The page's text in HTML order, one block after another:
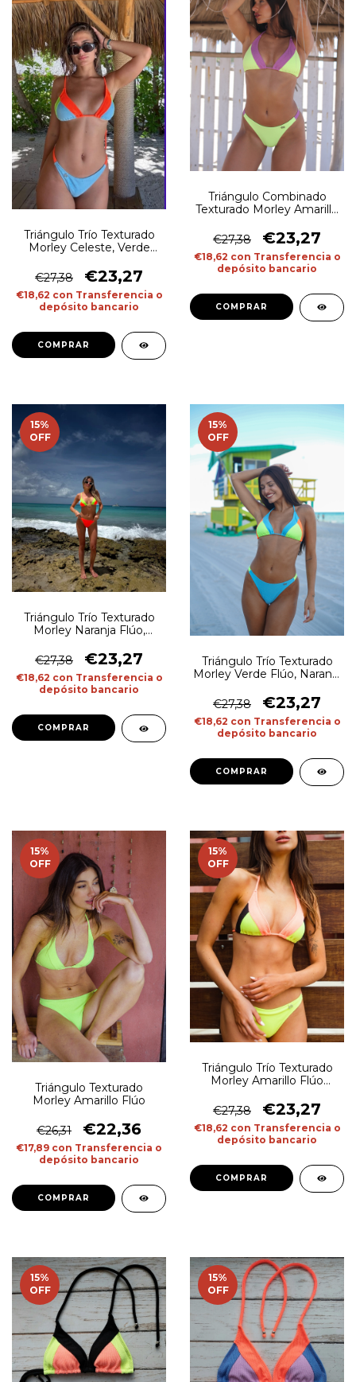
Triángulo Trío Texturado
Morley Celeste, Verde
€27,38
€23,27
€18,62 con Transferencia o
depósito bancario
COMPRAR
Triángulo Combinado
Texturado Morley Amarillo
€27,38
€23,27
€18,62 con Transferencia o
depósito bancario
COMPRAR
15%
OFF
Triángulo Trío Texturado
Morley Naranja Flúo,
€27,38
€23,27
€18,62 con Transferencia o
depósito bancario
COMPRAR
15%
OFF
Triángulo Trío Texturado
Morley Verde Flúo, Naranja
€27,38
€23,27
€18,62 con Transferencia o
depósito bancario
COMPRAR
15%
OFF
Triángulo Texturado
Morley Amarillo Flúo
€26,31 €22,36
€17,89 con Transferencia o
depósito bancario
COMPRAR
15%
OFF
Triángulo Trío Texturado
Morley Amarillo Flúo
€27,38
€23,27
€18,62 con Transferencia o
depósito bancario
COMPRAR
15%
OFF
15%
OFF